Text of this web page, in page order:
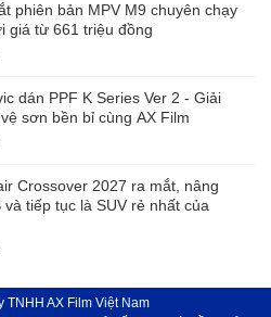
phiên bản MPV M9 chuyên chạy
giá từ 661 triệu đồng
dán PPF K Series Ver 2 - Giải
sơn bền bỉ cùng AX Film
Crossover 2027 ra mắt, nâng
và tiếp tục là SUV rẻ nhất của
TNHH AX Film Việt Nam